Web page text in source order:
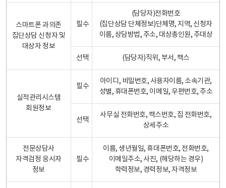
스마트폰 과의존
집단상담 신청자 및
대상자 정보
필수
(담당자)전화번호
(집단상담 단체정보)단체명, 지역, 신청자
이름, 상담방법, 주소, 대상총인원, 주대상
선택 (담당자)직위, 부서, 팩스
실적관리시스템
회원정보
필수
아이디, 비밀번호, 사용자이름, 소속기관,
성별, 휴대폰번호, 이메일, 우편번호, 주소
선택
사무실 전화번호, 팩스번호, 집 전화번호,
상세주소
전문상담사
자격검정 응시자
정보
필수
이름, 생년월일, 휴대폰번호, 전화번호,
이메일주소, 사진, (해당하는 경우)
학력정보, 경력정보, 자격정보